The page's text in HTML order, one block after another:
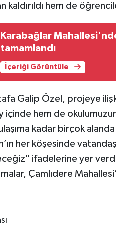
kaldırıldı hem de
Karabağlar
tamamlandı
İçeriği Görüntüle
Galip Özel, projeye
içinde hem de
kadar birçok
her köşesinde
ifadelerine yer
Çamlıdere